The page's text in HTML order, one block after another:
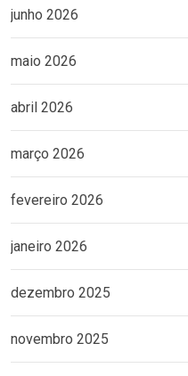
junho 2026
maio 2026
abril 2026
março 2026
fevereiro 2026
janeiro 2026
dezembro 2025
novembro 2025